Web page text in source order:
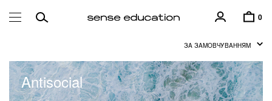
0
ЗА ЗАМОВЧУВАННЯМ
Antisocial